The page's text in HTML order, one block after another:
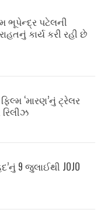
ભૂપેન્દ્ર પટેલની
કાર્ય કરી રહી છે
‘મારણ’નું ટ્રેલર
9 જુલાઈથી JOJO